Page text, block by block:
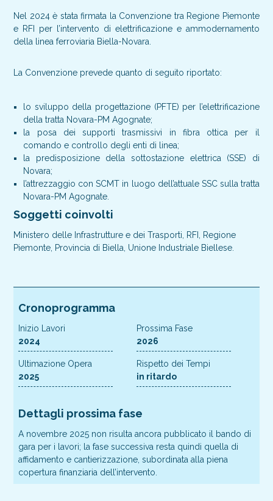
Nel 2024 è stata firmata la Convenzione tra Regione Piemonte
e RFI per l’intervento di elettrificazione e ammodernamento
della linea ferroviaria Biella-Novara.
La Convenzione prevede quanto di seguito riportato:
lo sviluppo della progettazione (PFTE) per l’elettrificazione
della tratta Novara-PM Agognate;
la posa dei supporti trasmissivi in fibra ottica per il
comando e controllo degli enti di linea;
la predisposizione della sottostazione elettrica (SSE) di
Novara;
l’attrezzaggio con SCMT in luogo dell’attuale SSC sulla tratta
Novara-PM Agognate.
Soggetti coinvolti
Ministero delle Infrastrutture e dei Trasporti, RFI, Regione
Piemonte, Provincia di Biella, Unione Industriale Biellese.
Cronoprogramma
Inizio Lavori
2024
Prossima Fase
2026
Ultimazione Opera
2025
Rispetto dei Tempi
in ritardo
Dettagli prossima fase
A novembre 2025 non risulta ancora pubblicato il bando di
gara per i lavori; la fase successiva resta quindi quella di
affidamento e cantierizzazione, subordinata alla piena
copertura finanziaria dell’intervento.